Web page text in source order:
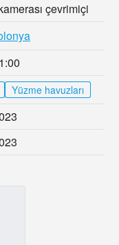
çevrimiçi
Yüzme havuzları